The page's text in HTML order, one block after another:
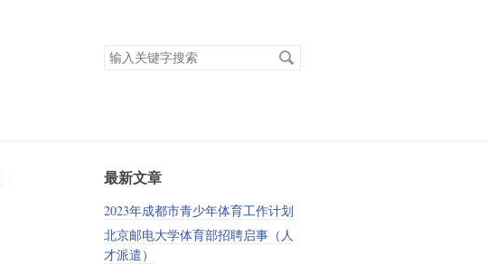
搜
索
最新文章
2023年成都市青少年体育工作计划
北京邮电大学体育部招聘启事（人
才派遣）